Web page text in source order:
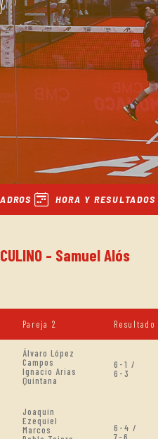
HORA Y RESULTADOS
- Samuel Alós
Pareja 2 Resultado
Álvaro López
Campos
Ignacio Arias
Quintana
6-1 /
6-3
Joaquin
Ezequiel
Marcos
6-4 /